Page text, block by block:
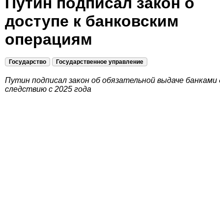
доступе к банковским
операциям
Государство Государственное управление
Путин подписал закон об обязательной выдаче банками
следствию с 2025 года